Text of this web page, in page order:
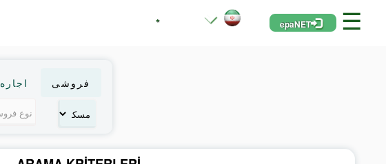
☰
* epaNET
فروشی اجاره